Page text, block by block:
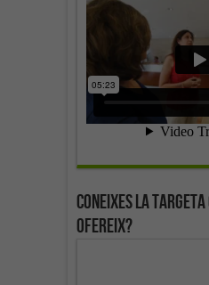
Coneixes la targeta
ofereix?